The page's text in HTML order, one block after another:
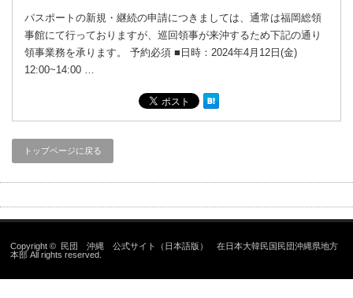
パスポートの新規・継続の申請につきましては、通常は福岡総領
事館にて行っておりますが、巡回領事が来沖するため下記の通り
領事業務を承ります。 予約必須 ■日時：2024年4月12日(金)
12:00~14:00 …
トップページに戻る
Copyright © 民団 沖縄 公式サイト（日本語版） 在日本大韓民国民団沖縄県地方
本部 All rights reserved.